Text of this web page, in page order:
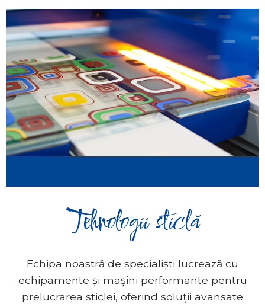
Tehnologii sticlă
Echipa noastră de specialiști lucrează cu
echipamente și mașini performante pentru
prelucrarea sticlei, oferind soluții avansate